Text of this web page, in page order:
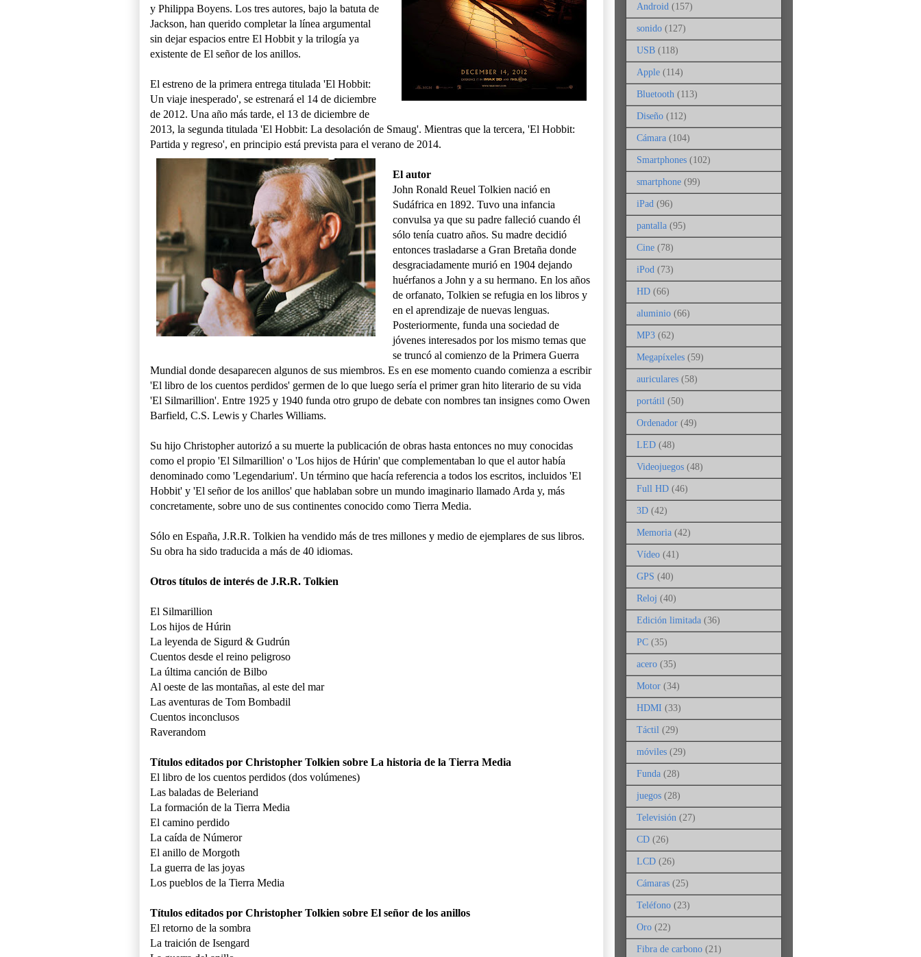
y Philippa Boyens. Los tres autores, bajo la batuta de
Jackson, han querido completar la línea argumental
sin dejar espacios entre El Hobbit y la trilogía ya
existente de El señor de los anillos.
El estreno de la primera entrega titulada 'El Hobbit:
Un viaje inesperado', se estrenará el 14 de diciembre
de 2012. Una año más tarde, el 13 de diciembre de
2013, la segunda titulada 'El Hobbit: La desolación de Smaug'. Mientras que la tercera, 'El Hobbit:
Partida y regreso', en principio está prevista para el verano de 2014.
El autor
John Ronald Reuel Tolkien nació en
Sudáfrica en 1892. Tuvo una infancia
convulsa ya que su padre falleció cuando él
sólo tenía cuatro años. Su madre decidió
entonces trasladarse a Gran Bretaña donde
desgraciadamente murió en 1904 dejando
huérfanos a John y a su hermano. En los años
de orfanato, Tolkien se refugia en los libros y
en el aprendizaje de nuevas lenguas.
Posteriormente, funda una sociedad de
jóvenes interesados por los mismo temas que
se truncó al comienzo de la Primera Guerra
Mundial donde desaparecen algunos de sus miembros. Es en ese momento cuando comienza a escribir
'El libro de los cuentos perdidos' germen de lo que luego sería el primer gran hito literario de su vida
'El Silmarillion'. Entre 1925 y 1940 funda otro grupo de debate con nombres tan insignes como Owen
Barfield, C.S. Lewis y Charles Williams.
Su hijo Christopher autorizó a su muerte la publicación de obras hasta entonces no muy conocidas
como el propio 'El Silmarillion' o 'Los hijos de Húrin' que complementaban lo que el autor había
denominado como 'Legendarium'. Un término que hacía referencia a todos los escritos, incluidos 'El
Hobbit' y 'El señor de los anillos' que hablaban sobre un mundo imaginario llamado Arda y, más
concretamente, sobre uno de sus continentes conocido como Tierra Media.
Sólo en España, J.R.R. Tolkien ha vendido más de tres millones y medio de ejemplares de sus libros.
Su obra ha sido traducida a más de 40 idiomas.
Otros títulos de interés de J.R.R. Tolkien
El Silmarillion
Los hijos de Húrin
La leyenda de Sigurd & Gudrún
Cuentos desde el reino peligroso
La última canción de Bilbo
Al oeste de las montañas, al este del mar
Las aventuras de Tom Bombadil
Cuentos inconclusos
Raverandom
Títulos editados por Christopher Tolkien sobre La historia de la Tierra Media
El libro de los cuentos perdidos (dos volúmenes)
Las baladas de Beleriand
La formación de la Tierra Media
El camino perdido
La caída de Númeror
El anillo de Morgoth
La guerra de las joyas
Los pueblos de la Tierra Media
Títulos editados por Christopher Tolkien sobre El señor de los anillos
El retorno de la sombra
La traición de Isengard
Android (157)
sonido (127)
USB (118)
Apple (114)
Bluetooth (113)
Diseño (112)
Cámara (104)
Smartphones (102)
smartphone (99)
iPad (96)
pantalla (95)
Cine (78)
iPod (73)
HD (66)
aluminio (66)
MP3 (62)
Megapíxeles (59)
auriculares (58)
portátil (50)
Ordenador (49)
LED (48)
Videojuegos (48)
Full HD (46)
3D (42)
Memoria (42)
Vídeo (41)
GPS (40)
Reloj (40)
Edición limitada (36)
PC (35)
acero (35)
Motor (34)
HDMI (33)
Táctil (29)
móviles (29)
Funda (28)
juegos (28)
Televisión (27)
CD (26)
LCD (26)
Cámaras (25)
Teléfono (23)
Oro (22)
Fibra de carbono (21)